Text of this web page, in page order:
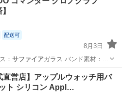
配送可
8月3日
： サファイアガラス バンド素材：ス
クセサリー ステンレス
直営店】アップルウォッチ用バ
ト シリコン Appl…